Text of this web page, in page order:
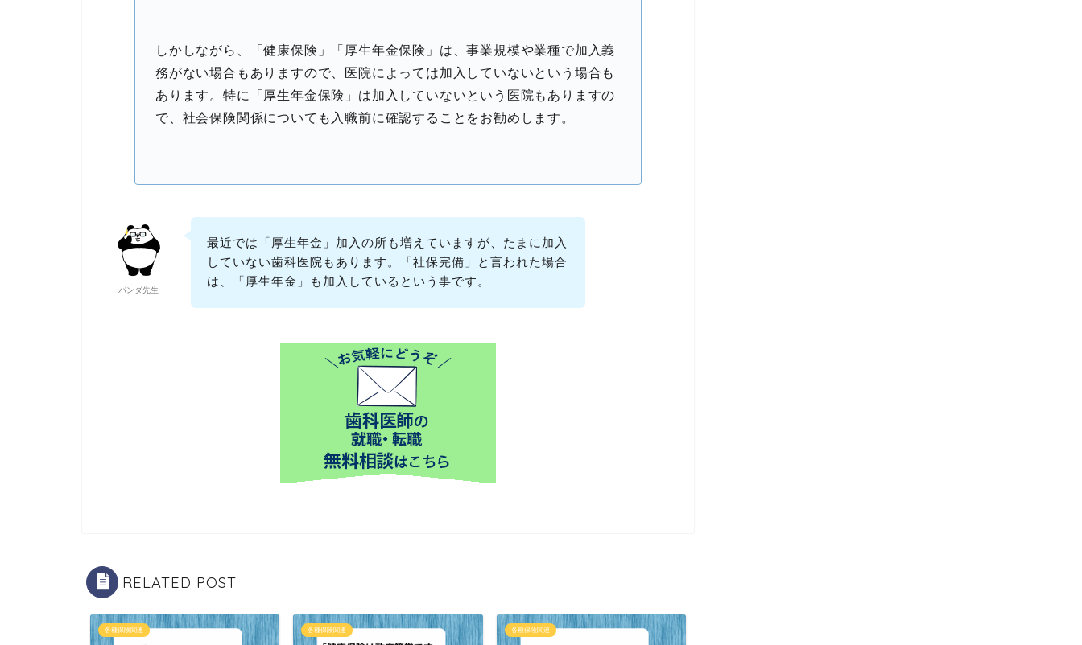
しかしながら、「健康保険」「厚生年金保険」は、事業規模や業種で加入義
務がない場合もありますので、医院によっては加入していないという場合も
あります。特に「厚生年金保険」は加入していないという医院もありますの
で、社会保険関係についても入職前に確認することをお勧めします。
パンダ先生
最近では「厚生年金」加入の所も増えていますが、たまに加入
していない歯科医院もあります。「社保完備」と言われた場合
は、「厚生年金」も加入しているという事です。
RELATED POST
各種保険関連 各種保険関連 各種保険関連